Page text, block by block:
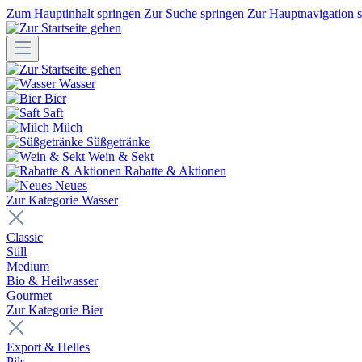
Zum Hauptinhalt springen Zur Suche springen Zur Hauptnavigation
Wasser
Bier
Saft
Milch
Süßgetränke
Wein & Sekt
Rabatte & Aktionen
Neues
Zur Kategorie Wasser
Classic
Still
Medium
Bio & Heilwasser
Gourmet
Zur Kategorie Bier
Export & Helles